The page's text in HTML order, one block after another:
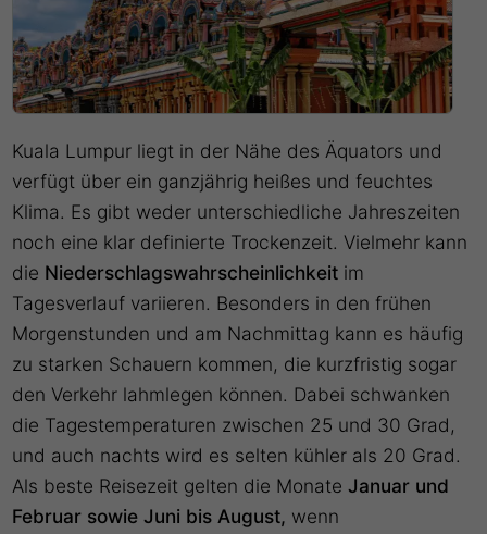
Kuala Lumpur liegt in der Nähe des Äquators und
verfügt über ein ganzjährig heißes und feuchtes
Klima. Es gibt weder unterschiedliche Jahreszeiten
noch eine klar definierte Trockenzeit. Vielmehr kann
die Niederschlagswahrscheinlichkeit im
Tagesverlauf variieren. Besonders in den frühen
Morgenstunden und am Nachmittag kann es häufig
zu starken Schauern kommen, die kurzfristig sogar
den Verkehr lahmlegen können. Dabei schwanken
die Tagestemperaturen zwischen 25 und 30 Grad,
und auch nachts wird es selten kühler als 20 Grad.
Als beste Reisezeit gelten die Monate Januar und
Februar sowie Juni bis August, wenn